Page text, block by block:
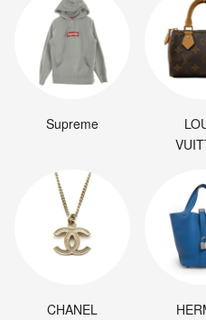
Supreme
CHANEL